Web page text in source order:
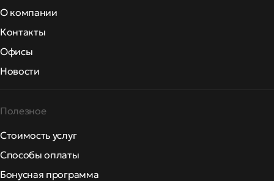
О компании
Контакты
Офисы
Новости
Полезное
Стоимость услуг
Способы оплаты
Бонусная программа